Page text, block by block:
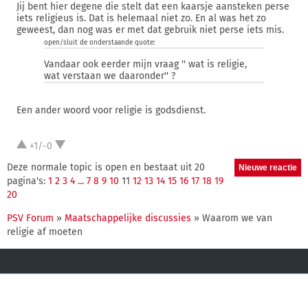
Jij bent hier degene die stelt dat een kaarsje aansteken perse
iets religieus is. Dat is helemaal niet zo. En al was het zo
geweest, dan nog was er met dat gebruik niet perse iets mis.
open/sluit de onderstaande quote:
Vandaar ook eerder mijn vraag '' wat is religie,
wat verstaan we daaronder'' ?
Een ander woord voor religie is godsdienst.
+1/-0
Deze normale topic is open en bestaat uit 20
pagina's: 1 2 3 4 ... 7 8 9 10 11 12 13 14 15 16 17 18 19
20
PSV Forum » Maatschappelijke discussies » Waarom we van
religie af moeten